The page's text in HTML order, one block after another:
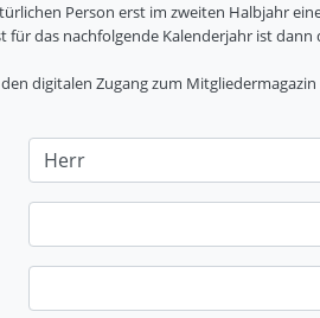
Person erst im zweiten Halbjahr
für das nachfolgende Kalenderjahr ist
digitalen Zugang zum